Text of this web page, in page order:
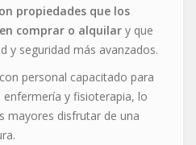
propiedades que los
comprar o alquilar y que
y seguridad más avanzados.
personal capacitado para
y fisioterapia, lo
mayores disfrutar de una